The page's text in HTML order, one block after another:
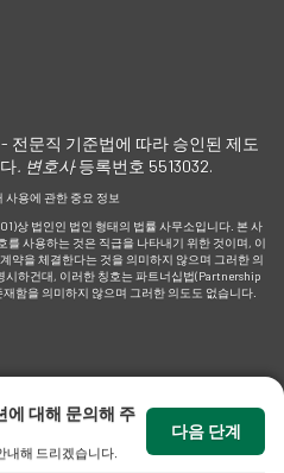
전문직 기준법에 따라 승인된 제도
. 변호사등록번호 5513032.
사용에 관한 중요 정보
상 법인인 법인 형태의 법률 사무소입니다. 본 사
를 사용하는 것은 직급을 나타내기 위한 것이며, 이
약을 체결한다는 것을 의미하지 않으며 그러한 의
시하건대, 이러한 칭호는 파트너십법(Partnership
함을 의미하지 않으며 그러한 의도도 없습니다.
에 대해 문의해 주
내해 드리겠습니다.
다음 단계